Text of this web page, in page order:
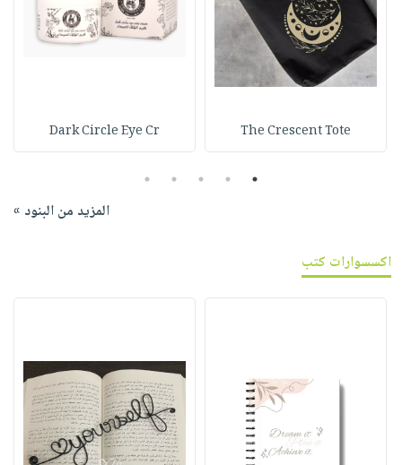
The Crescent Tote
Dark Circle Eye Cr
1
2
3
4
5
المزيد من البنود »
اكسسوارات كتب